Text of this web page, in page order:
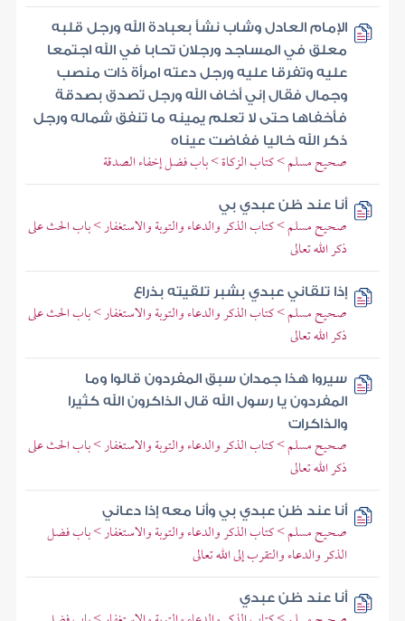
الإمام العادل وشاب نشأ بعبادة الله ورجل قلبه
معلق في المساجد ورجلان تحابا في الله اجتمعا
عليه وتفرقا عليه ورجل دعته امرأة ذات منصب
وجمال فقال إني أخاف الله ورجل تصدق بصدقة
فأخفاها حتى لا تعلم يمينه ما تنفق شماله ورجل
ذكر الله خاليا ففاضت عيناه
صحيح مسلم > كتاب الزكاة > باب فضل إخفاء الصدقة
أنا عند ظن عبدي بي
صحيح مسلم > كتاب الذكر والدعاء والتوبة والاستغفار > باب الحث على
ذكر الله تعالى
إذا تلقاني عبدي بشبر تلقيته بذراع
صحيح مسلم > كتاب الذكر والدعاء والتوبة والاستغفار > باب الحث على
ذكر الله تعالى
سيروا هذا جمدان سبق المفردون قالوا وما
المفردون يا رسول الله قال الذاكرون الله كثيرا
والذاكرات
صحيح مسلم > كتاب الذكر والدعاء والتوبة والاستغفار > باب الحث على
ذكر الله تعالى
أنا عند ظن عبدي بي وأنا معه إذا دعاني
صحيح مسلم > كتاب الذكر والدعاء والتوبة والاستغفار > باب فضل
الذكر والدعاء والتقرب إلى الله تعالى
أنا عند ظن عبدي